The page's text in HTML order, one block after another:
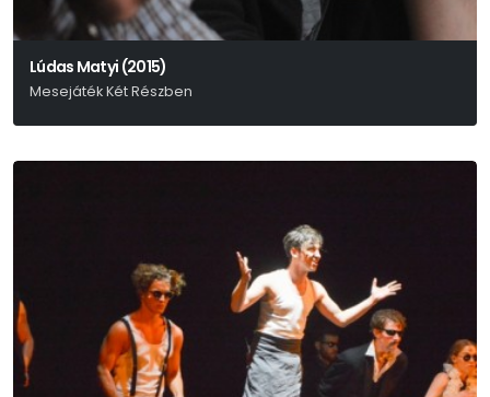
Lúdas Matyi (2015)
Mesejáték Két Részben